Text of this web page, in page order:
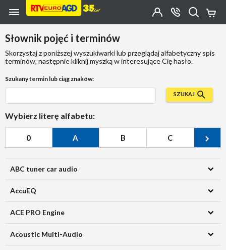
Przejdź do zawartości strony
Przejdź do wyszukiwarki
Przejdź do kategorii
Przejdź do stopki
OTWÓRZ
MENU
Moje
Konto
szukasz?
Słownik pojęć i terminów
Skorzystaj z poniższej wyszukiwarki lub przeglądaj alfabetyczny spis
terminów, następnie kliknij myszką w interesujące Cię hasło.
Szukany termin lub ciąg znaków:
SZUKAJ
Wybierz literę alfabetu:
0 A B C
ABC tuner car audio
AccuEQ
ACE PRO Engine
Acoustic Multi-Audio